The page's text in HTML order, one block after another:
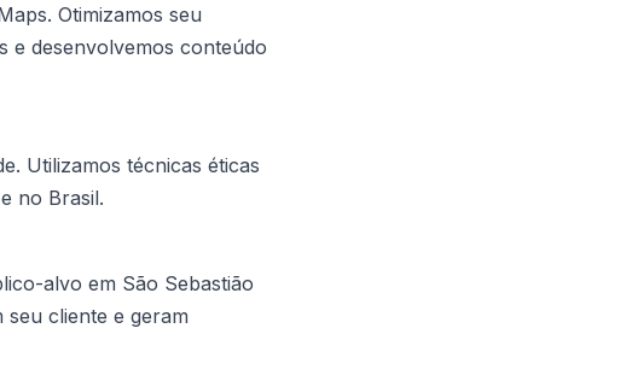
Otimizamos seu
e desenvolvemos conteúdo
Utilizamos técnicas éticas
no Brasil.
alvo em São Sebastião
seu cliente e geram